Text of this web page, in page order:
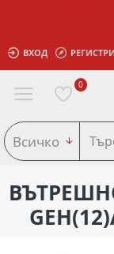
ВХОД
0
Всичко